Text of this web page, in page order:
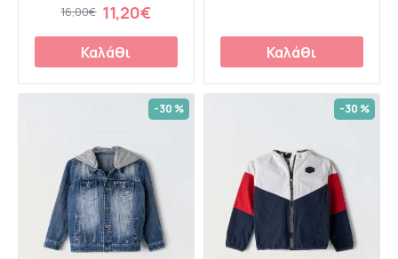
11,20€
16,00€
Καλάθι Καλάθι
-30 % -30 %